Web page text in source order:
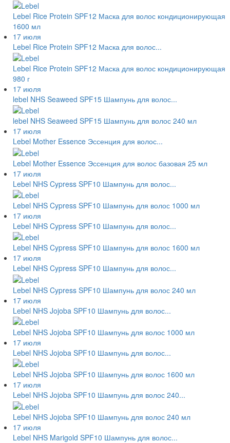
Lebel Rice Protein SPF12 Маска для волос кондиционирующая
1600 мл
17 июля
Lebel Rice Protein SPF12 Маска для волос...
Lebel Rice Protein SPF12 Маска для волос кондиционирующая
980 г
17 июля
lebel NHS Seaweed SPF15 Шампунь для волос...
lebel NHS Seaweed SPF15 Шампунь для волос 240 мл
17 июля
Lebel Mother Essence Эссенция для волос...
Lebel Mother Essence Эссенция для волос базовая 25 мл
17 июля
Lebel NHS Cypress SPF10 Шампунь для волос...
Lebel NHS Cypress SPF10 Шампунь для волос 1000 мл
17 июля
Lebel NHS Cypress SPF10 Шампунь для волос...
Lebel NHS Cypress SPF10 Шампунь для волос 1600 мл
17 июля
Lebel NHS Cypress SPF10 Шампунь для волос...
Lebel NHS Cypress SPF10 Шампунь для волос 240 мл
17 июля
Lebel NHS Jojoba SPF10 Шампунь для волос...
Lebel NHS Jojoba SPF10 Шампунь для волос 1000 мл
17 июля
Lebel NHS Jojoba SPF10 Шампунь для волос...
Lebel NHS Jojoba SPF10 Шампунь для волос 1600 мл
17 июля
Lebel NHS Jojoba SPF10 Шампунь для волос 240...
Lebel NHS Jojoba SPF10 Шампунь для волос 240 мл
17 июля
Lebel NHS Marigold SPF10 Шампунь для волос...